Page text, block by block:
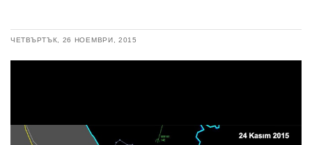
ЧЕТВЪРТЪК, 26 НОЕМВРИ, 2015